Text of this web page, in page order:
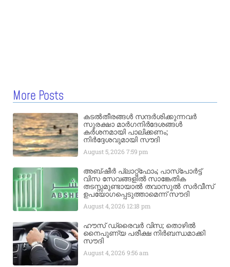
More Posts
കടൽതീരങ്ങൾ സന്ദർശിക്കുന്നവർ
സുരക്ഷാ മാർഗനിർദേശങ്ങൾ
കർശനമായി പാലിക്കണം;
നിർദ്ദേശവുമായി സൗദി
August 5, 2026 7:59 pm
അബ്ഷീർ പ്ലാറ്റ്‌ഫോം; പാസ്‌പോർട്ട്
വിസ സേവങ്ങളിൽ സാങ്കേതിക
തടസ്സമുണ്ടായാൽ തവാസുൽ സർവീസ്
ഉപയോഗപ്പെടുത്താമെന്ന് സൗദി
August 4, 2026 12:18 pm
ഹൗസ് ഡ്രൈവർ വിസ; തൊഴിൽ
നൈപുണ്യ പരീക്ഷ നിർബന്ധമാക്കി
സൗദി
August 4, 2026 9:56 am